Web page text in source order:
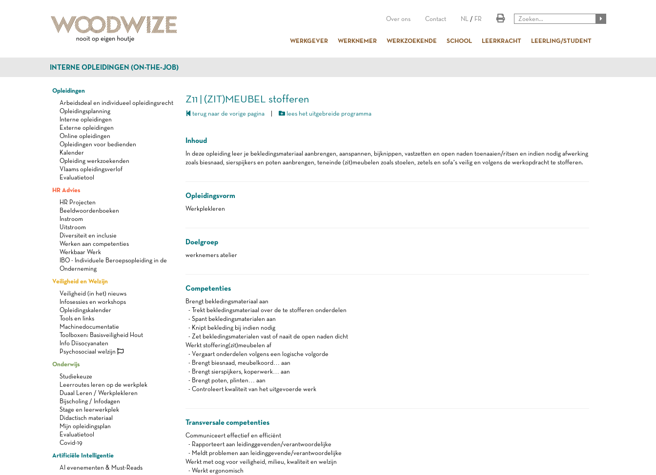
Over ons Contact NL / FR
WERKGEVER WERKNEMER WERKZOEKENDE SCHOOL LEERKRACHT LEERLING/STUDENT
INTERNE OPLEIDINGEN (ON-THE-JOB)
Opleidingen
Arbeidsdeal en individueel opleidingsrecht
Opleidingsplanning
Interne opleidingen
Externe opleidingen
Online opleidingen
Opleidingen voor bedienden
Kalender
Opleiding werkzoekenden
Vlaams opleidingsverlof
Evaluatietool
HR Advies
HR Projecten
Beeldwoordenboeken
Instroom
Uitstroom
Diversiteit en inclusie
Werken aan competenties
Werkbaar Werk
IBO - Individuele Beroepsopleiding in de
Onderneming
Veiligheid en Welzijn
Veiligheid (in het) nieuws
Infosessies en workshops
Opleidingskalender
Tools en links
Machinedocumentatie
Toolboxen: Basisveiligheid Hout
Info Diisocyanaten
Psychosociaal welzijn
Onderwijs
Studiekeuze
Leerroutes leren op de werkplek
Duaal Leren / Werkplekleren
Bijscholing / Infodagen
Stage en leerwerkplek
Didactisch materiaal
Mijn opleidingsplan
Evaluatietool
Covid-19
Artificiële Intelligentie
AI evenementen & Must-Reads
Z11 | (ZIT)MEUBEL stofferen
terug naar de vorige pagina| lees het uitgebreide programma
Inhoud
In deze opleiding leer je bekledingsmateriaal aanbrengen, aanspannen, bijknippen, vastzetten en open naden toenaaien/ritsen en indien nodig afwerking
zoals biesnaad, sierspijkers en poten aanbrengen, teneinde (zit)meubelen zoals stoelen, zetels en sofa’s veilig en volgens de werkopdracht te stofferen.
Opleidingsvorm
Werkplekleren
Doelgroep
werknemers atelier
Competenties
Brengt bekledingsmateriaal aan
- Trekt bekledingsmateriaal over de te stofferen onderdelen
- Spant bekledingsmaterialen aan
- Knipt bekleding bij indien nodig
- Zet bekledingsmaterialen vast of naait de open naden dicht
Werkt stoffering(zit)meubelen af
- Vergaart onderdelen volgens een logische volgorde
- Brengt biesnaad, meubelkoord… aan
- Brengt sierspijkers, koperwerk… aan
- Brengt poten, plinten… aan
- Controleert kwaliteit van het uitgevoerde werk
Transversale competenties
Communiceert effectief en efficiënt
- Rapporteert aan leidinggevenden/verantwoordelijke
- Meldt problemen aan leidinggevende/verantwoordelijke
Werkt met oog voor veiligheid, milieu, kwaliteit en welzijn
- Werkt ergonomisch